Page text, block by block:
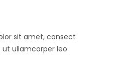
sit amet, consect
ut ullamcorper leo